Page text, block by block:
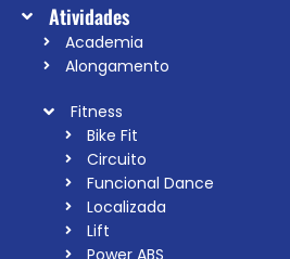
Atividades
Academia
Alongamento
Fitness
Bike Fit
Circuito
Funcional Dance
Localizada
Lift
Power ABS